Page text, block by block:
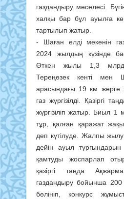
газдандыру мәселесі.
халқы бар бұл ауылға
тартылып жатыр.
- Шаған елді мекенін
2024 жылдың күзінде
Өткен жылы 1,3 млрд
Тереңөзек кенті мен
арасындағы 19 км жерге
газ жүргізілді. Қазіргі
жүргізіліп жатыр. Биыл 1
тұр, қалған қаражат
деп күтілуде. Жалпы
дейін ауыл тұрғындарын
қамтуды жоспарлап
қазіргі таңда
газдандыру бойынша
бөлініп, конкурс